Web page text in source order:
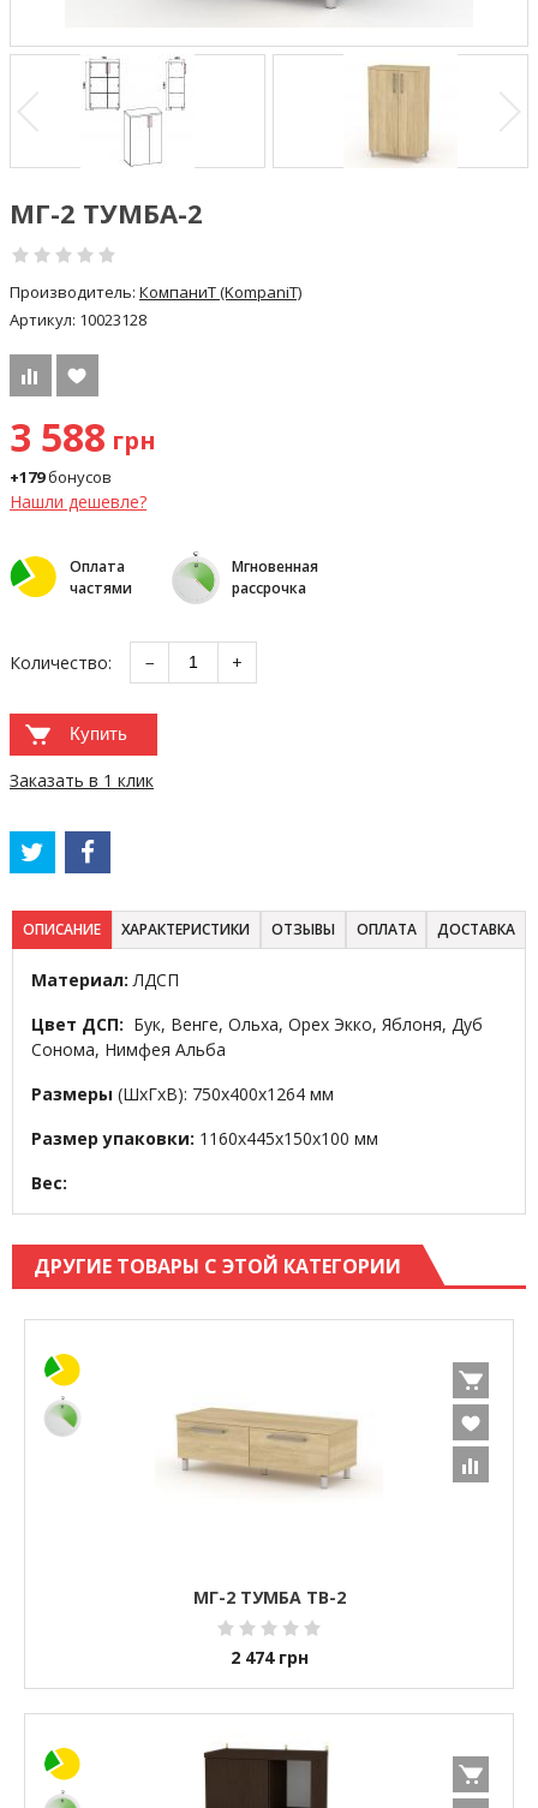
МГ-2 ТУМБА-2
Производитель: КомпаниТ (KompaniT)
Артикул: 10023128
3 588 грн
+179бонусов
Нашли дешевле?
Оплата
частями
Мгновенная
рассрочка
Количество: − +
Купить
Заказать в 1 клик
ОПИСАНИЕ ХАРАКТЕРИСТИКИ ОТЗЫВЫ ОПЛАТА ДОСТАВКА
Материал:ЛДСП
Цвет ДСП: Бук, Венге, Ольха, Орех Экко, Яблоня, Дуб
Сонома, Нимфея Альба
Размеры (ШхГхВ): 750х400х1264 мм
Размер упаковки: 1160х445х150х100 мм
Вес:
ДРУГИЕ ТОВАРЫ С ЭТОЙ КАТЕГОРИИ
МГ-2 ТУМБА ТВ-2
2 474 грн